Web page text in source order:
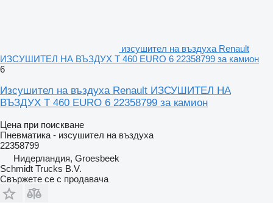
изсушител на въздуха Renault
ИЗСУШИТЕЛ НА ВЪЗДУХ T 460 EURO 6 22358799 за камион
6
Изсушител на въздуха Renault ИЗСУШИТЕЛ НА
ВЪЗДУХ T 460 EURO 6 22358799 за камион
Цена при поискване
Пневматика - изсушител на въздуха
22358799
Нидерландия, Groesbeek
Schmidt Trucks B.V.
Свържете се с продавача